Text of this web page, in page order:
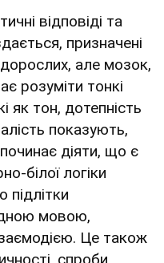
відповіді та
призначені
але мозок,
розуміти тонкі
як тон, дотепність
показують,
діяти, що є
білої логіки
мовою,
Це також
спроби